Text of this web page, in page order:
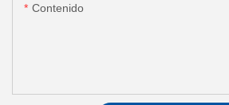
Contenido